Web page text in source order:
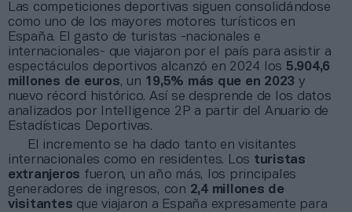
Las competiciones deportivas siguen consolidándose
como uno de los mayores motores turísticos en
España. El gasto de turistas -nacionales e
internacionales- que viajaron por el país para asistir a
espectáculos deportivos alcanzó en 2024 los 5.904,6
millones de euros, un 19,5% más que en 2023 y
nuevo récord histórico. Así se desprende de los datos
analizados por Intelligence 2P a partir del Anuario de
Estadísticas Deportivas.
El incremento se ha dado tanto en visitantes
internacionales como en residentes. Los turistas
extranjeros fueron, un año más, los principales
generadores de ingresos, con 2,4 millones de
visitantes que viajaron a España expresamente para